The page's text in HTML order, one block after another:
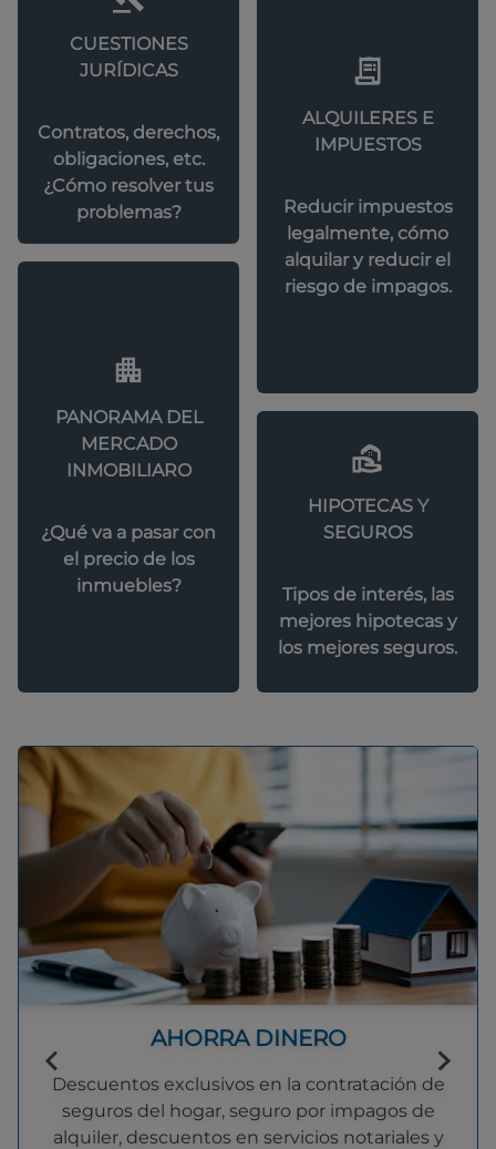
CUESTIONES
JURÍDICAS
Contratos, derechos,
obligaciones, etc.
¿Cómo resolver tus
problemas?
ALQUILERES E
IMPUESTOS
Reducir impuestos
legalmente, cómo
alquilar y reducir el
riesgo de impagos.
PANORAMA DEL
MERCADO
INMOBILIARO
¿Qué va a pasar con
el precio de los
inmuebles?
HIPOTECAS Y
SEGUROS
Tipos de interés, las
mejores hipotecas y
los mejores seguros.
AHORRA DINERO
Descuentos exclusivos en la contratación de
seguros del hogar, seguro por impagos de
alquiler, descuentos en servicios notariales y